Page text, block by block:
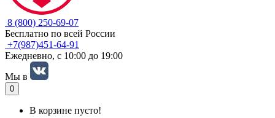
8 (800) 250-69-07
Бесплатно по всей России
+7(987)451-64-91
Ежедневно, с 10:00 до 19:00
Мы в
0
В корзине пусто!